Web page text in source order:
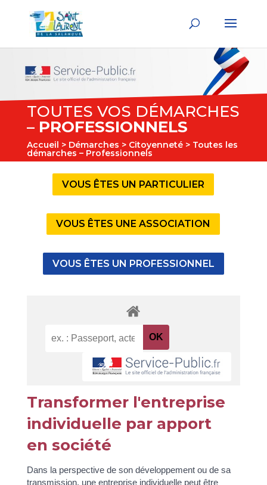
TOUTES VOS DÉMARCHES
– PROFESSIONNELS
Accueil > Démarches > Citoyenneté> Toutes les
démarches – Professionnels
VOUS ÊTES UN PARTICULIER
VOUS ÊTES UNE ASSOCIATION
VOUS ÊTES UN PROFESSIONNEL
Transformer l'entreprise
individuelle par apport
en société
Dans la perspective de son développement ou de sa
transmission, une entreprise individuelle peut être